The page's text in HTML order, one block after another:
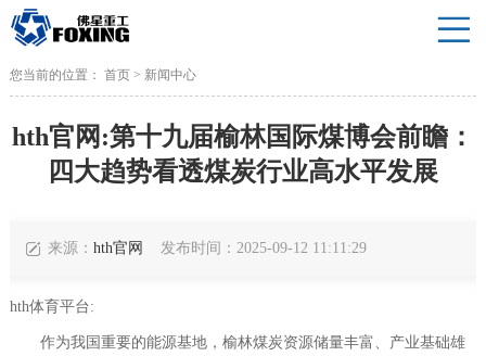
您当前的位置： 首页> 新闻中心
hth官网:第十九届榆林国际煤博会前瞻：
四大趋势看透煤炭行业高水平发展
来源： hth官网 发布时间：2025-09-12 11:11:29
hth体育平台:
作为我国重要的能源基地，榆林煤炭资源储量丰富、产业基础雄